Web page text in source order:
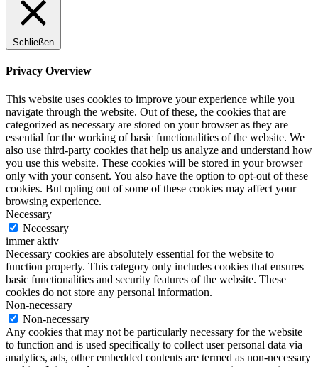
Schließen
Privacy Overview
This website uses cookies to improve your experience while you
navigate through the website. Out of these, the cookies that are
categorized as necessary are stored on your browser as they are
essential for the working of basic functionalities of the website. We
also use third-party cookies that help us analyze and understand how
you use this website. These cookies will be stored in your browser
only with your consent. You also have the option to opt-out of these
cookies. But opting out of some of these cookies may affect your
browsing experience.
Necessary
Necessary
immer aktiv
Necessary cookies are absolutely essential for the website to
function properly. This category only includes cookies that ensures
basic functionalities and security features of the website. These
cookies do not store any personal information.
Non-necessary
Non-necessary
Any cookies that may not be particularly necessary for the website
to function and is used specifically to collect user personal data via
analytics, ads, other embedded contents are termed as non-necessary